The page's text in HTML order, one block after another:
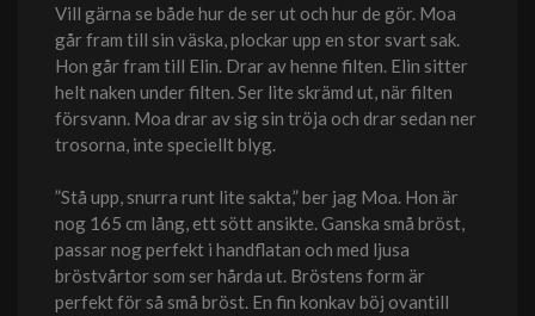
Vill gärna se både hur de ser ut och hur de gör. Moa
går fram till sin väska, plockar upp en stor svart sak.
Hon går fram till Elin. Drar av henne filten. Elin sitter
helt naken under filten. Ser lite skrämd ut, när filten
försvann. Moa drar av sig sin tröja och drar sedan ner
trosorna, inte speciellt blyg.
”Stå upp, snurra runt lite sakta,” ber jag Moa. Hon är
nog 165 cm lång, ett sött ansikte. Ganska små bröst,
passar nog perfekt i handflatan och med ljusa
bröstvårtor som ser hårda ut. Bröstens form är
perfekt för så små bröst. En fin konkav böj ovantill